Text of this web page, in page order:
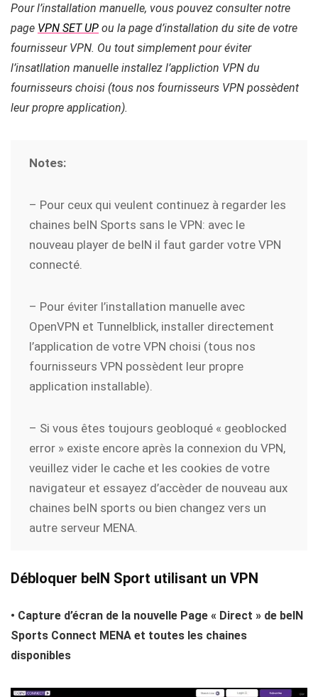
Pour l’installation manuelle, vous pouvez consulter notre
page VPN SET UP ou la page d’installation du site de votre
fournisseur VPN. Ou tout simplement pour éviter
l’insatllation manuelle installez l’appliction VPN du
fournisseurs choisi (tous nos fournisseurs VPN possèdent
leur propre application).
Notes:
– Pour ceux qui veulent continuez à regarder les
chaines beIN Sports sans le VPN: avec le
nouveau player de beIN il faut garder votre VPN
connecté.
– Pour éviter l’installation manuelle avec
OpenVPN et Tunnelblick, installer directement
l’application de votre VPN choisi (tous nos
fournisseurs VPN possèdent leur propre
application installable).
– Si vous êtes toujours geobloqué « geoblocked
error » existe encore après la connexion du VPN,
veuillez vider le cache et les cookies de votre
navigateur et essayez d’accèder de nouveau aux
chaines beIN sports ou bien changez vers un
autre serveur MENA.
Débloquer beIN Sport utilisant un VPN
• Capture d’écran de la nouvelle Page « Direct » de beIN
Sports Connect MENA et toutes les chaines
disponibles